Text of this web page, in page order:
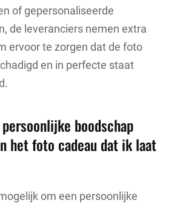
of gepersonaliseerde
de leveranciers nemen extra
ervoor te zorgen dat de foto
en in perfecte staat
boodschap
het foto cadeau dat ik laat
om een persoonlijke